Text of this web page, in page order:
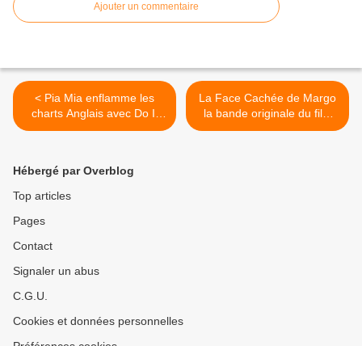
Ajouter un commentaire
< Pia Mia enflamme les
charts Anglais avec Do It
Again !
La Face Cachée de Margo
la bande originale du film
dans les bacs ! >
Hébergé par Overblog
Top articles
Pages
Contact
Signaler un abus
C.G.U.
Cookies et données personnelles